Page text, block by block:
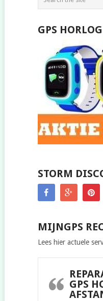
GPS
STORM
MIJNGPS
Lees hier actuele
GPS